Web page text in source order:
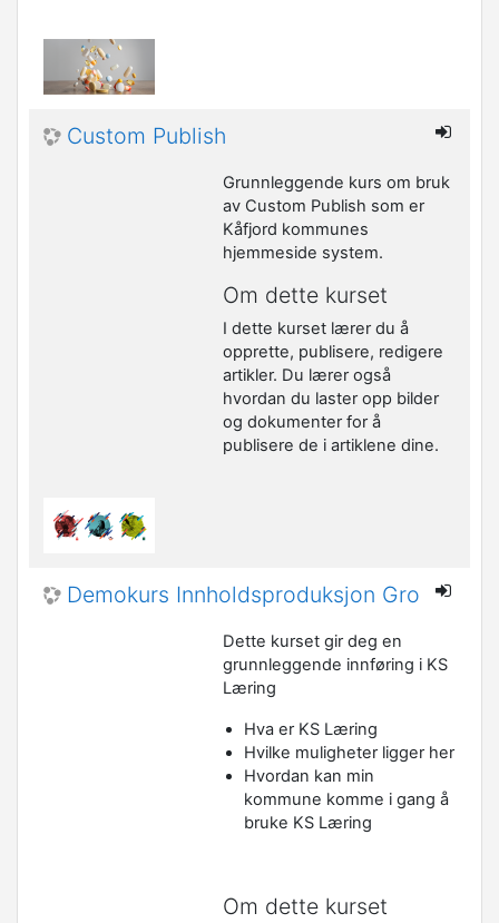
Custom Publish
Grunnleggende kurs om bruk
av Custom Publish som er
Kåfjord kommunes
hjemmeside system.
Om dette kurset
I dette kurset lærer du å
opprette, publisere, redigere
artikler. Du lærer også
hvordan du laster opp bilder
og dokumenter for å
publisere de i artiklene dine.
Demokurs Innholdsproduksjon Gro
Dette kurset gir deg en
grunnleggende innføring i KS
Læring
Hva er KS Læring
Hvilke muligheter ligger her
Hvordan kan min
kommune komme i gang å
bruke KS Læring
Om dette kurset